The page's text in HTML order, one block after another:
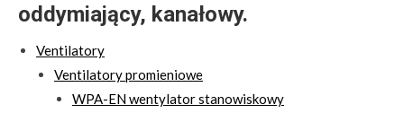
oddymiający, kanałowy.
Ventilatory
Ventilatory promieniowe
WPA-EN wentylator stanowiskowy